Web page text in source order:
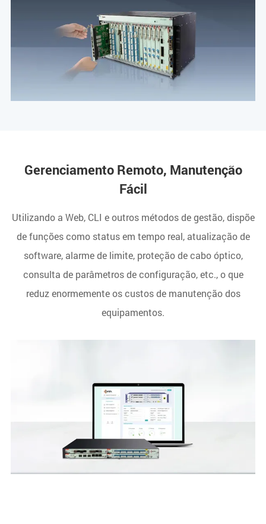
Gerenciamento Remoto, Manutenção
Fácil
Utilizando a Web, CLI e outros métodos de gestão, dispõe
de funções como status em tempo real, atualização de
software, alarme de limite, proteção de cabo óptico,
consulta de parâmetros de configuração, etc., o que
reduz enormemente os custos de manutenção dos
equipamentos.